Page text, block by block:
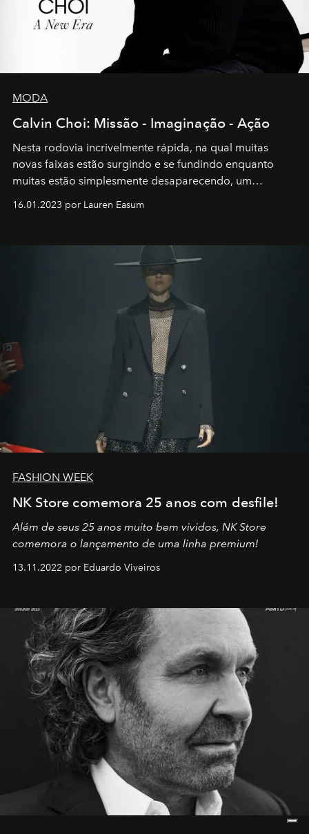
MODA
Calvin Choi: Missão - Imaginação - Ação
Nesta rodovia incrivelmente rápida, na qual muitas
novas faixas estão surgindo e se fundindo enquanto
muitas estão simplesmente desaparecendo, um
transportador AMTD abrindo caminho para muitos
por propósitos, com um claro senso de missão na vida e
16.01.2023 por Lauren Easum
FASHION WEEK
NK Store comemora 25 anos com desfile!
Além de seus 25 anos muito bem vividos, NK Store
comemora o lançamento de uma linha premium!
13.11.2022 por Eduardo Viveiros